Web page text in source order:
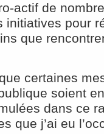
actif de
pour
que
certaines
soient
dans ce
que j’ai eu